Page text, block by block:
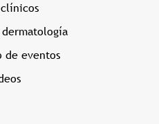
clínicos
dermatología
de eventos